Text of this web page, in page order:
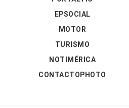
EPSOCIAL
MOTOR
TURISMO
NOTIMÉRICA
CONTACTOPHOTO